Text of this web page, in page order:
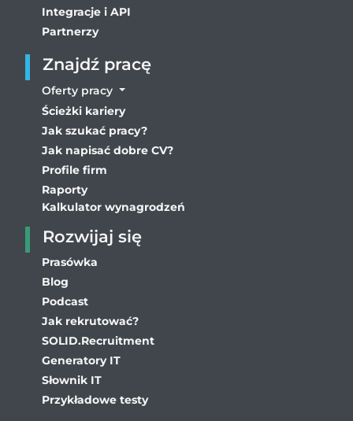
Integracje i API
Partnerzy
Znajdź pracę
Oferty pracy
Ścieżki kariery
Jak szukać pracy?
Jak napisać dobre CV?
Profile firm
Raporty
Kalkulator wynagrodzeń
Rozwijaj się
Prasówka
Blog
Podcast
Jak rekrutować?
SOLID.Recruitment
Generatory IT
Słownik IT
Przykładowe testy